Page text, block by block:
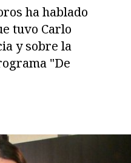
ha hablado
tuvo Carlo
y sobre la
"De